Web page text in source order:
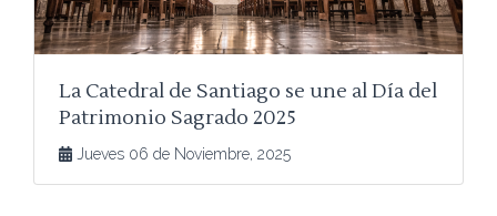
La Catedral de Santiago se une al Día del
Patrimonio Sagrado 2025
Jueves 06 de Noviembre, 2025